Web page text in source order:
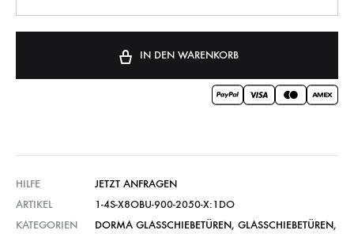
IN DEN WARENKORB
HILFE
JETZT ANFRAGEN
ARTIKEL
1-4S-X8OBU-900-2050-X:1DO
KATEGORIEN
DORMA GLASSCHIEBETÜREN, GLASSCHIEBETÜREN,